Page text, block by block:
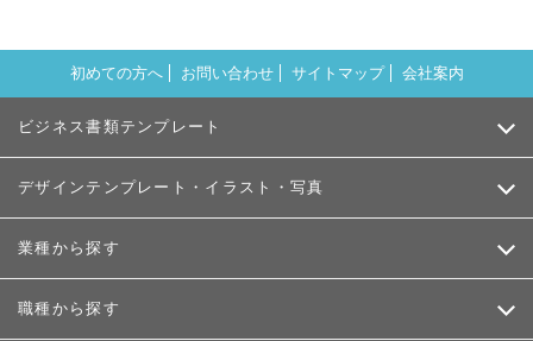
初めての方へ お問い合わせ サイトマップ 会社案内
ビジネス書類テンプレート
デザインテンプレート・イラスト・写真
業種から探す
職種から探す